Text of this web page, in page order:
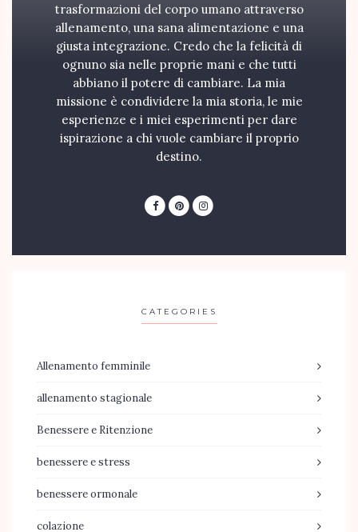
trasformazioni del corpo umano attraverso
allenamento, una sana alimentazione e una
giusta integrazione. Credo che la felicità di
ognuno sia nelle proprie mani e che tutti
abbiano il potere di cambiare. La mia
missione è condividere la mia storia, le mie
esperienze e i miei esperimenti per dare
ispirazione a chi vuole cambiare il proprio
destino.
CATEGORIES
Allenamento femminile
allenamento stagionale
Benessere e Ritenzione
benessere e stress
benessere ormonale
colazione